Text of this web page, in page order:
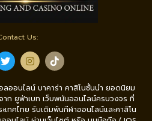
Us:
ลออนไลน์ บาคาร่า คาสิโนชั้นนำ ยอดนิยม
ก ยูฟ่าเบท เว็บพนันออนไลน์ครบวงจร ที่
เทศไทย รับเดิมพันกีฬาออนไลน์และคาสิโน